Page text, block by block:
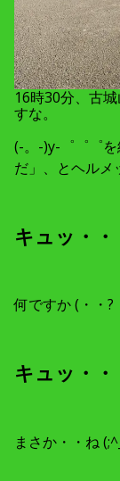
16時30分、古
すな。
(-。-)y-゜゜゜
だ」、とヘルメ
キュッ・
何ですか (・・
キュッ・
まさか・・ね